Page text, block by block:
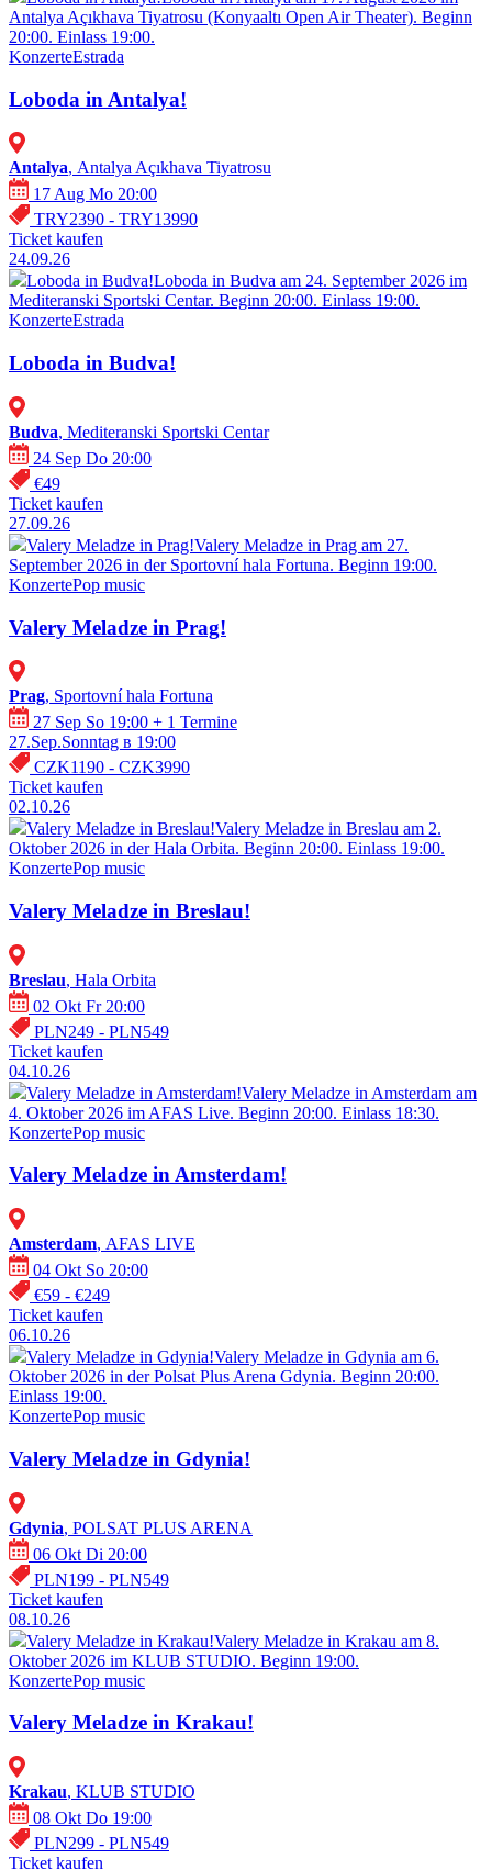
Antalya Açıkhava Tiyatrosu (Konyaaltı Open Air Theater). Beginn
20:00. Einlass 19:00.
KonzerteEstrada
Loboda in Antalya!
Antalya, Antalya Açıkhava Tiyatrosu
17 Aug Mo 20:00
TRY2390 - TRY13990
Ticket kaufen
24.09.26
Loboda in Budva!Loboda in Budva am 24. September 2026 im
Mediteranski Sportski Centar. Beginn 20:00. Einlass 19:00.
KonzerteEstrada
Loboda in Budva!
Budva, Mediteranski Sportski Centar
24 Sep Do 20:00
€49
Ticket kaufen
27.09.26
Valery Meladze in Prag!Valery Meladze in Prag am 27.
September 2026 in der Sportovní hala Fortuna. Beginn 19:00.
KonzertePop music
Valery Meladze in Prag!
Prag, Sportovní hala Fortuna
27 Sep So 19:00 + 1 Termine
27.Sep.Sonntag в 19:00
CZK1190 - CZK3990
Ticket kaufen
02.10.26
Valery Meladze in Breslau!Valery Meladze in Breslau am 2.
Oktober 2026 in der Hala Orbita. Beginn 20:00. Einlass 19:00.
KonzertePop music
Valery Meladze in Breslau!
Breslau, Hala Orbita
02 Okt Fr 20:00
PLN249 - PLN549
Ticket kaufen
04.10.26
Valery Meladze in Amsterdam!Valery Meladze in Amsterdam am
4. Oktober 2026 im AFAS Live. Beginn 20:00. Einlass 18:30.
KonzertePop music
Valery Meladze in Amsterdam!
Amsterdam, AFAS LIVE
04 Okt So 20:00
€59 - €249
Ticket kaufen
06.10.26
Valery Meladze in Gdynia!Valery Meladze in Gdynia am 6.
Oktober 2026 in der Polsat Plus Arena Gdynia. Beginn 20:00.
Einlass 19:00.
KonzertePop music
Valery Meladze in Gdynia!
Gdynia, POLSAT PLUS ARENA
06 Okt Di 20:00
PLN199 - PLN549
Ticket kaufen
08.10.26
Valery Meladze in Krakau!Valery Meladze in Krakau am 8.
Oktober 2026 im KLUB STUDIO. Beginn 19:00.
KonzertePop music
Valery Meladze in Krakau!
Krakau, KLUB STUDIO
08 Okt Do 19:00
PLN299 - PLN549
Ticket kaufen